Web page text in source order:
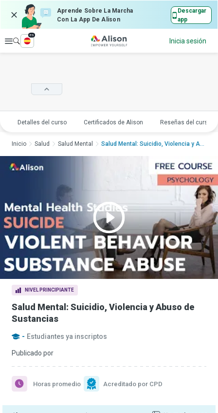
Aprende Sobre La Marcha
Con La App De Alison
Descargar
app
Explorar
es
Inicia sesión
Detalles del curso Certificados de Alison Reseñas del curso
NIVEL PRINCIPIANTE
Salud Mental: Suicidio, Violencia y Abuso de
Sustancias
- Estudiantes ya inscriptos
Publicado por
Horas promedio Acreditado por CPD
Inicio Salud Salud Mental Salud Mental: Suicidio, Violencia y Abuso...